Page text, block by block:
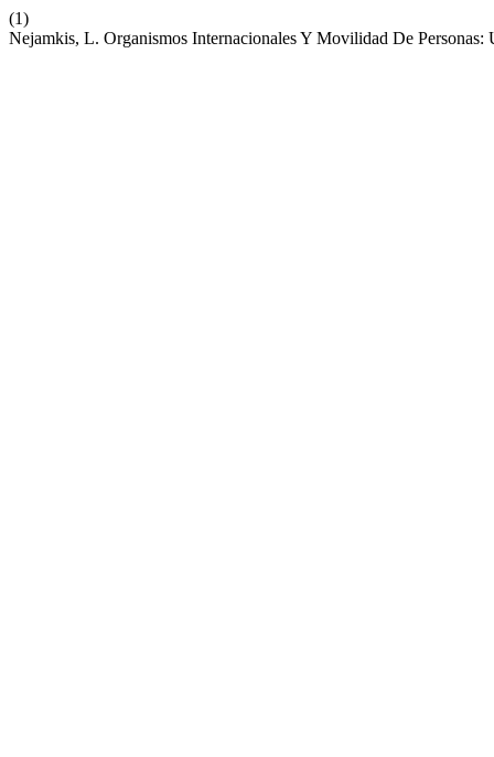
(1)
Nejamkis, L. Organismos Internacionales Y Movilidad De